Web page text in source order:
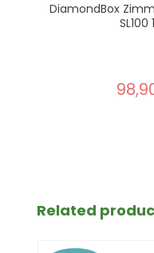
DiamondBox
Produktgalerie
Related